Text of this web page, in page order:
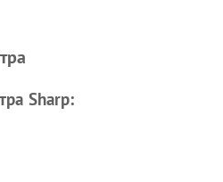
Sharp: